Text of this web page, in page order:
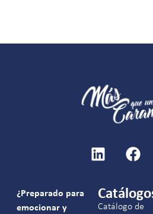
¿Preparado para
emocionar y
Catálogo de